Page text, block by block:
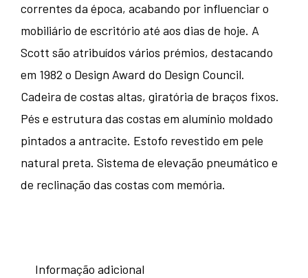
correntes da época, acabando por influenciar o
mobiliário de escritório até aos dias de hoje. A
Scott são atribuídos vários prémios, destacando
em 1982 o Design Award do Design Council.
Cadeira de costas altas, giratória de braços fixos.
Pés e estrutura das costas em alumínio moldado
pintados a antracite. Estofo revestido em pele
natural preta. Sistema de elevação pneumático e
de reclinação das costas com memória.
Informação adicional